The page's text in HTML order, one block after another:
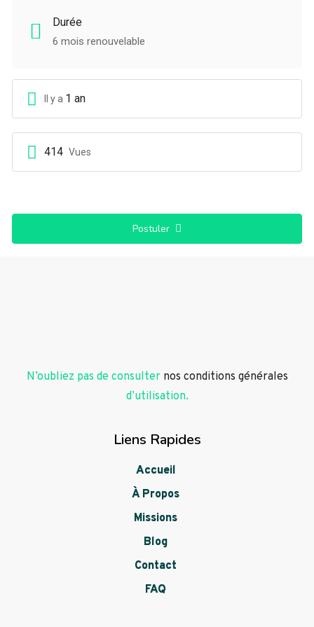
Durée
6 mois renouvelable
Il y a 1 an
414 Vues
Postuler
N’oubliez pas de consulter nos conditions générales
d’utilisation.
Liens Rapides
Accueil
À Propos
Missions
Blog
Contact
FAQ